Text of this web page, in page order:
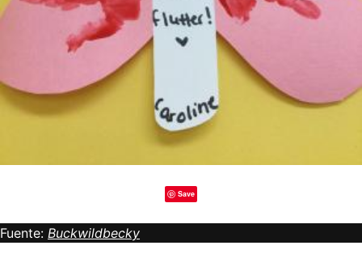
Save
Fuente: Buckwildbecky